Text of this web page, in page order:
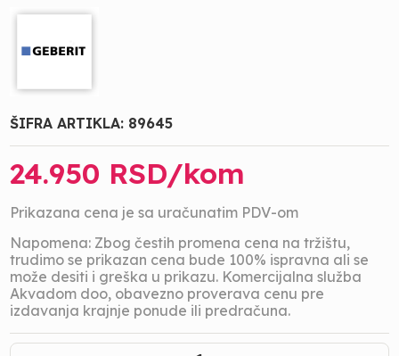
ŠIFRA ARTIKLA: 89645
24.950 RSD/kom
Prikazana cena je sa uračunatim PDV-om
Napomena: Zbog čestih promena cena na tržištu,
trudimo se prikazan cena bude 100% ispravna ali se
može desiti i greška u prikazu. Komercijalna služba
Akvadom doo, obavezno proverava cenu pre
izdavanja krajnje ponude ili predračuna.